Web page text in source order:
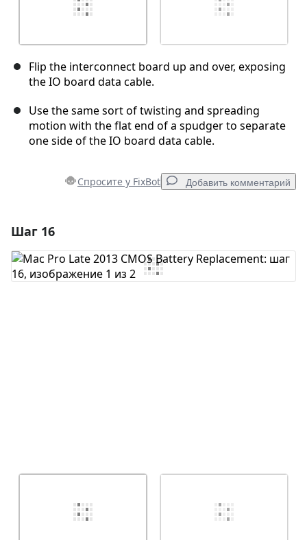
Flip the interconnect board up and over, exposing
the IO board data cable.
Use the same sort of twisting and spreading
motion with the flat end of a spudger to separate
one side of the IO board data cable.
Спросите у FixBot Добавить комментарий
Добавить комментарий
Шаг 16